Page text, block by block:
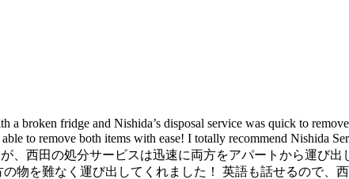
a broken fridge and Nishida’s disposal service was quick to
to remove both items with ease! I totally recommend Nishida
、西田の処分サービスは迅速に両方をアパートから運び
物を難なく運び出してくれました！ 英語も話せるので、